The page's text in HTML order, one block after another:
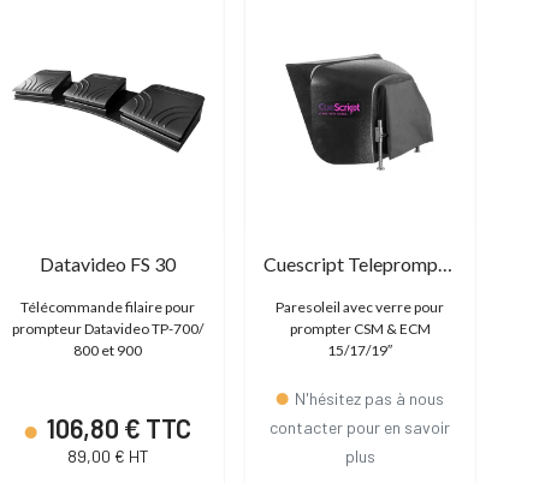
Datavideo FS 30
Télécommande filaire pour
prompteur Datavideo TP-700/
800 et 900
106,80 € TTC
89,00 € HT
Cuescript Teleprompter EMC / CSM Hood Large
Paresoleil avec verre pour
prompter CSM & ECM
15/17/19″
N'hésitez pas à nous
contacter pour en savoir
plus